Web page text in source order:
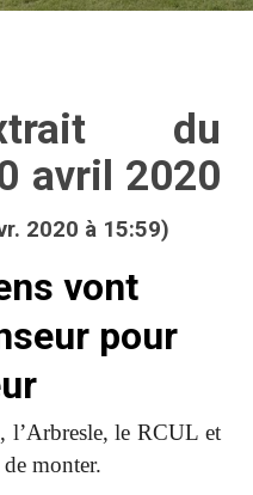
du
avril 2020
2020 à 15:59)
vont
pour
le RCUL et
monter.